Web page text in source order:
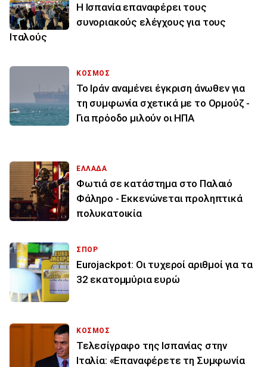
Η Ισπανία επαναφέρει τους
συνοριακούς ελέγχους για τους
Ιταλούς
ΚΟΣΜΟΣ
Το Ιράν αναμένει έγκριση άνωθεν για
τη συμφωνία σχετικά με το Ορμούζ -
Για πρόοδο μιλούν οι ΗΠΑ
ΕΛΛΑΔΑ
Φωτιά σε κατάστημα στο Παλαιό
Φάληρο - Εκκενώνεται προληπτικά
πολυκατοικία
ΣΠΟΡ
Eurojackpot: Οι τυχεροί αριθμοί για τα
32 εκατoμμύρια ευρώ
ΚΟΣΜΟΣ
Τελεσίγραφο της Ισπανίας στην
Ιταλία: «Επαναφέρετε τη Συμφωνία